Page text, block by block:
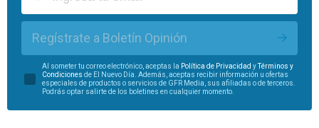
Regístrate a Boletín Opinión
Al someter tu correo electrónico, aceptas la Política de Privacidad yTérminos y
Condiciones de El Nuevo Día. Además, aceptas recibir información u ofertas
especiales de productos o servicios de GFR Media, sus afiliadas o de terceros.
Podrás optar salirte de los boletines en cualquier momento.